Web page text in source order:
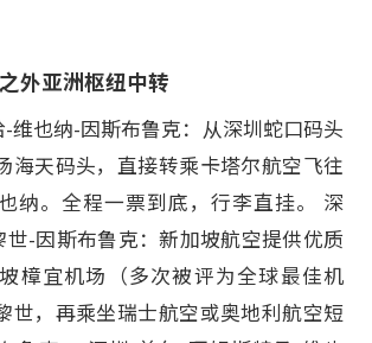
外亚洲枢纽中转
维也纳-因斯布鲁克：从深圳蛇口码头
海天码头，直接转乘卡塔尔航空飞往
纳。全程一票到底，行李直挂。 深
-因斯布鲁克：新加坡航空提供优质
樟宜机场（多次被评为全球最佳机
世，再乘坐瑞士航空或奥地利航空短